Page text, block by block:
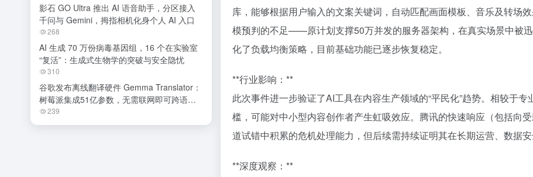
库，能够根据用户输入的文案关键词，自动匹配画面模板、音乐及转场
模预判的不足——原计划支撑50万并发的服务器架构，在真实场景中被
化了负载均衡策略，目前基础功能已逐步恢复稳定。
**行业影响：**
此次事件进一步验证了AI工具在内容生产领域的“平民化”趋势。相较于
槛，可能对中小型内容创作者产生虹吸效应。腾讯的快速响应（包括向
道试错中积累的危机处理能力，但后续需持续证明其在长期运营、数据安
**深度观察：**
影石 GO Ultra 推出 AI 语音助手，分区接入
千问与 Gemini，拇指相机化身个人 AI 入口
268
AI 生成 70 万份病毒基因组，16 个在实验室
“复活”：生成式生物学的突破与安全隐忧
310
谷歌发布离线翻译硬件 Gemma Translator：
树莓派集成51亿参数，无需联网即可跨语种
交流
239